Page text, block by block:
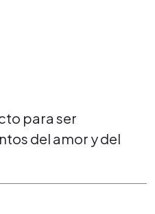
para ser
del amor y del